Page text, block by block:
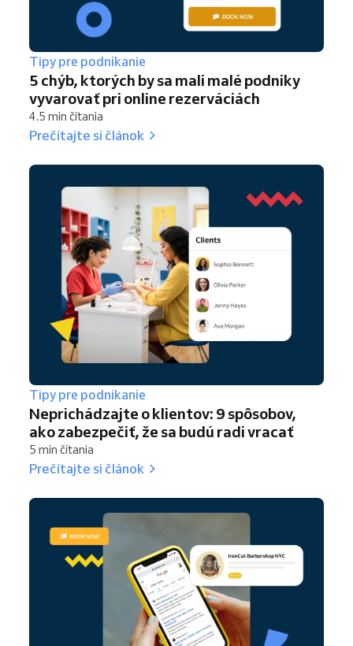
Tipy pre podnikanie
5 chýb, ktorých by sa mali malé podniky
vyvarovať pri online rezerváciách
4.5 min čítania
Prečítajte si článok
Tipy pre podnikanie
Neprichádzajte o klientov: 9 spôsobov,
ako zabezpečiť, že sa budú radi vracať
5 min čítania
Prečítajte si článok